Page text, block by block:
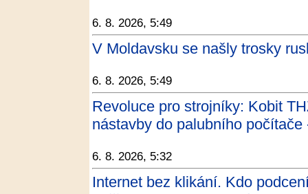
6. 8. 2026, 5:49
V Moldavsku se našly trosky
6. 8. 2026, 5:49
Revoluce pro strojníky: Kobit
nástavby do palubního počítače
6. 8. 2026, 5:32
Internet bez klikání. Kdo